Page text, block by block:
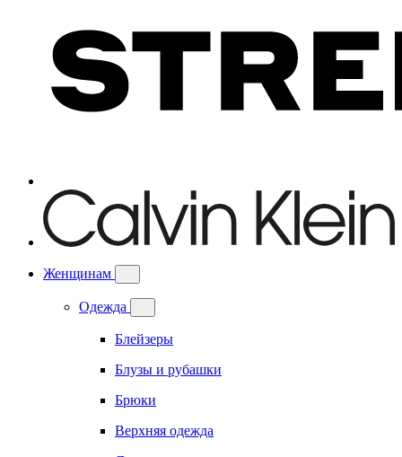
Женщинам
Одежда
Блейзеры
Блузы и рубашки
Брюки
Верхняя одежда